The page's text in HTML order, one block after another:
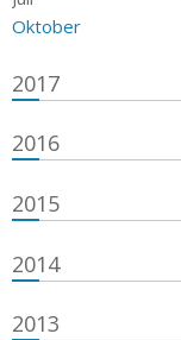
Oktober
2017
2016
2015
2014
2013